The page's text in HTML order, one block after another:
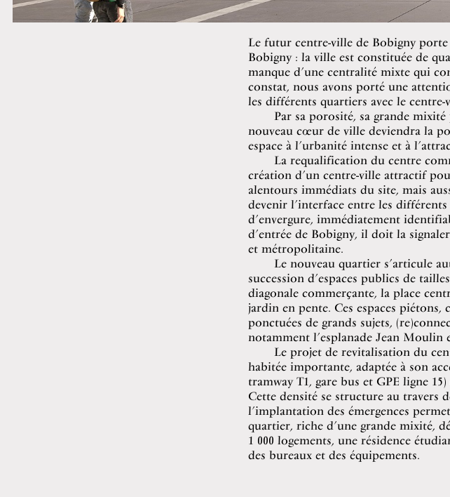
Le futur centre-ville de Bobigny
Bobigny : la ville est constituée de
manque d’une centralité mixte qui
constat, nous avons porté une
les différents quartiers avec le centre-
Par sa porosité, sa grande
nouveau cœur de ville deviendra la
espace à l’urbanité intense et à
La requalification du centre
création d’un centre-ville attractif
alentours immédiats du site, mais
devenir l’interface entre les
d’envergure, immédiatement
d’entrée de Bobigny, il doit la
et métropolitaine.
Le nouveau quartier s’articule
succession d’espaces publics de
diagonale commerçante, la place
jardin en pente. Ces espaces piétons,
ponctuées de grands sujets,
notamment l’esplanade Jean Moulin
Le projet de revitalisation du
habitée importante, adaptée à son
tramway T1, gare bus et GPE ligne
Cette densité se structure au travers
l’implantation des émergences
quartier, riche d’une grande mixité,
1 000 logements, une résidence
des bureaux et des équipements.